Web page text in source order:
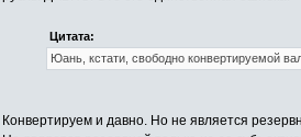
Цитата:
Юань, кстати, свободно конвертируемой
Конвертируем и давно. Но не является